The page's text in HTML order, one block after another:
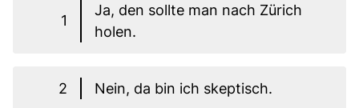
1
Ja, den sollte man nach Zürich
holen.
2
Nein, da bin ich skeptisch.